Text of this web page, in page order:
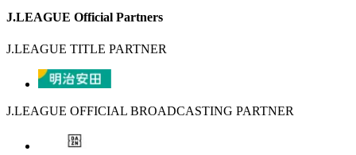
J.LEAGUE Official Partners
J.LEAGUE TITLE PARTNER
J.LEAGUE OFFICIAL BROADCASTING PARTNER